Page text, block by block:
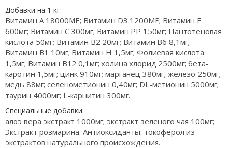
Добавки на 1 кг:
Витамин А 18000МЕ; Витамин D3 1200МЕ; Витамин Е
600мг; Витамин С 300мг; Витамин РР 150мг; Пантотеновая
кислота 50мг; Витамин В2 20мг; Витамин В6 8,1мг;
Витамин В1 10мг; Витамин Н 1,5мг; Фолиевая кислота
1,5мг; Витамин В12 0,1мг; холина хлорид 2500мг; бета-
каротин 1,5мг; цинк 910мг; марганец 380мг; железо 250мг;
медь 88мг; селенометионин 0,40мг; DL-метионин 5000мг;
таурин 4000мг; L-карнитин 300мг.
Специальные добавки:
алоэ вера экстракт 1000мг; экстракт зеленого чая 100мг;
Экстракт розмарина. Антиоксиданты: токоферол из
экстрактов натурального происхождения.